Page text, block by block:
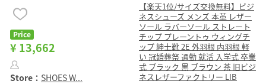
Price
¥ 13,662
Store： SHOES W...
【楽天1位/サイズ交換無料】ビジ
ネスシューズ メンズ 本革 レザー
ソール ラバーソール ストレート
チップ プレーントゥ ウィングチ
ップ 紳士靴 2E 外羽根 内羽根 軽
い 冠婚葬祭 通勤 就活 入学式 卒業
式 ブラック 黒 ブラウン 茶 旧ビジ
ネスレザーファクトリー LIB